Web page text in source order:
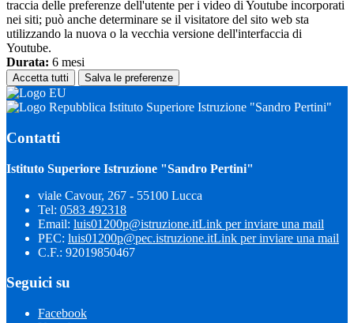
traccia delle preferenze dell'utente per i video di Youtube incorporati
nei siti; può anche determinare se il visitatore del sito web sta
utilizzando la nuova o la vecchia versione dell'interfaccia di
Youtube.
Durata: 6 mesi
Accetta tutti Salva le preferenze
Istituto Superiore Istruzione "Sandro Pertini"
Contatti
Istituto Superiore Istruzione "Sandro Pertini"
viale Cavour, 267 - 55100 Lucca
Tel: 0583 492318
Email: luis01200p@istruzione.itLink per inviare una mail
PEC: luis01200p@pec.istruzione.itLink per inviare una mail
C.F.: 92019850467
Seguici su
Facebook